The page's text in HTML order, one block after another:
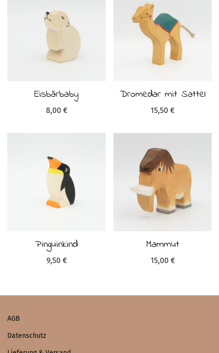
Eisbärbaby
8,00 €
Dromedar mit Sattel
15,50 €
Pinguinkind
9,50 €
Mammut
15,00 €
AGB
Datenschutz